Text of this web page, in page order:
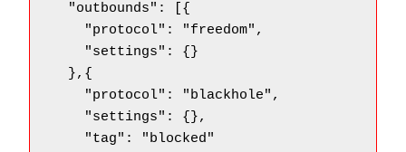
  "outbounds": [{
    "protocol": "freedom",
    "settings": {}
  },{
    "protocol": "blackhole",
    "settings": {},
    "tag": "blocked"